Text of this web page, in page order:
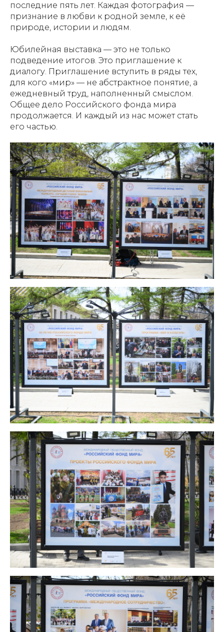
последние пять лет. Каждая фотография —
признание в любви к родной земле, к её
природе, истории и людям.
Юбилейная выставка — это не только
подведение итогов. Это приглашение к
диалогу. Приглашение вступить в ряды тех,
для кого «мир» — не абстрактное понятие, а
ежедневный труд, наполненный смыслом.
Общее дело Российского фонда мира
продолжается. И каждый из нас может стать
его частью.